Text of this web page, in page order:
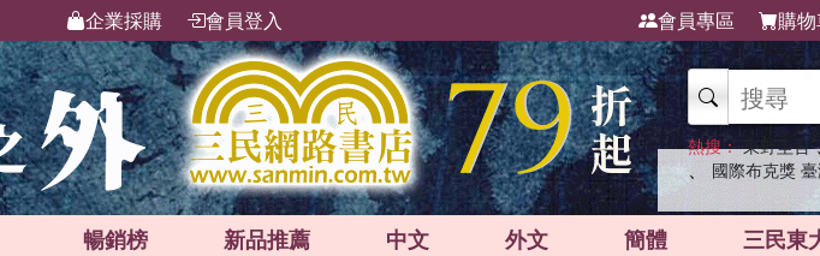
企業採購 會員登入 會員專區 購
熱搜： 東野圭吾
、 國際布克獎
暢銷榜 新品推薦 中文 外文 簡體 三民東